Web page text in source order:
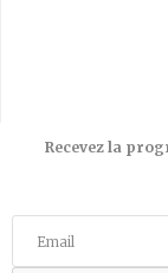
Recevez la